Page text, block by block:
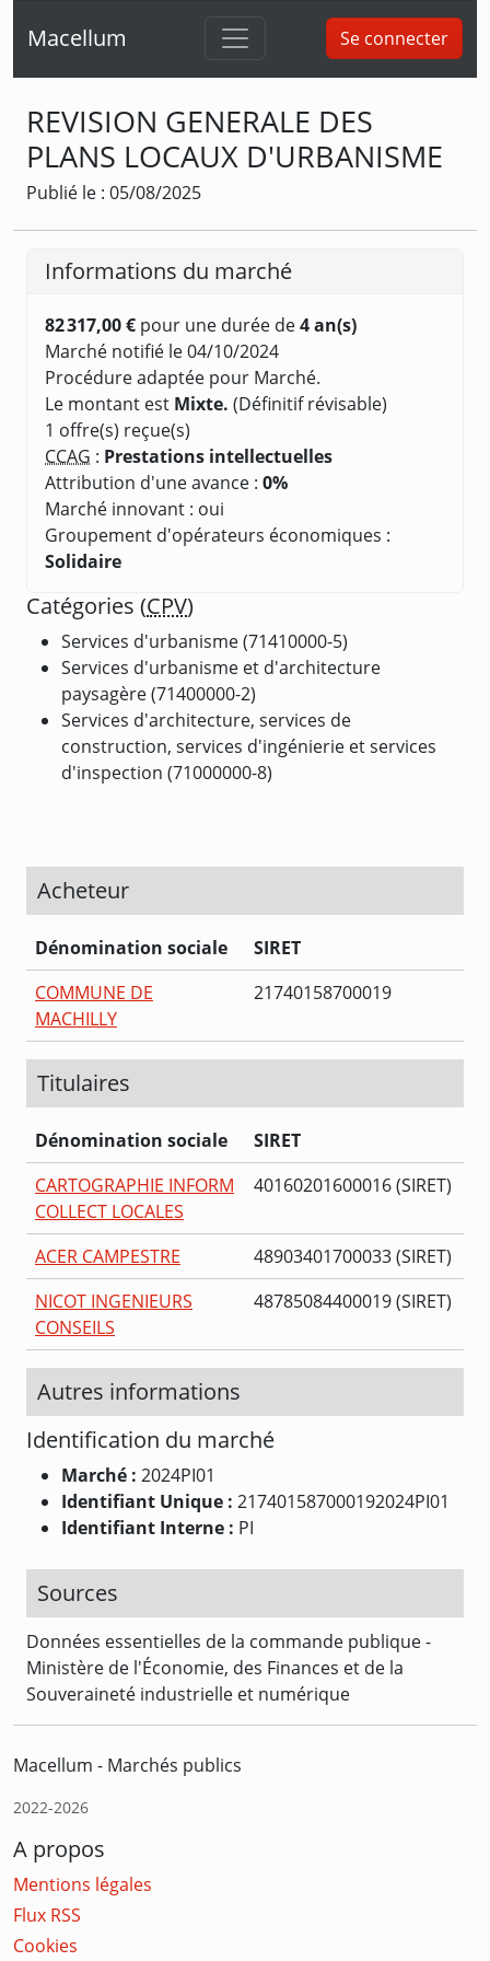
Macellum Se connecter
REVISION GENERALE DES
PLANS LOCAUX D'URBANISME
Publié le : 05/08/2025
Informations du marché
82 317,00 € pour une durée de4 an(s)
Marché notifié le 04/10/2024
Procédure adaptée pour Marché.
Le montant est Mixte. (Définitif révisable)
1 offre(s) reçue(s)
CCAG : Prestations intellectuelles
Attribution d'une avance : 0%
Marché innovant : oui
Groupement d'opérateurs économiques :
Solidaire
Catégories (CPV)
Services d'urbanisme (71410000-5)
Services d'urbanisme et d'architecture
paysagère (71400000-2)
Services d'architecture, services de
construction, services d'ingénierie et services
d'inspection (71000000-8)
Acheteur
Dénomination sociale
SIRET
COMMUNE DE
MACHILLY
21740158700019
Titulaires
Dénomination sociale
SIRET
CARTOGRAPHIE INFORM
COLLECT LOCALES
40160201600016 (SIRET)
ACER CAMPESTRE
48903401700033 (SIRET)
NICOT INGENIEURS
CONSEILS
48785084400019 (SIRET)
Autres informations
Identification du marché
Marché : 2024PI01
Identifiant Unique : 217401587000192024PI01
Identifiant Interne : PI
Sources
Données essentielles de la commande publique -
Ministère de l'Économie, des Finances et de la
Souveraineté industrielle et numérique
Macellum - Marchés publics
2022-2026
A propos
Mentions légales
Flux RSS
Cookies